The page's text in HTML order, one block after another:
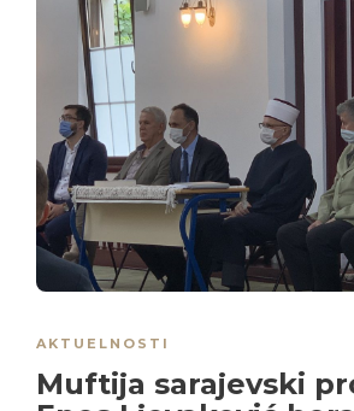
AKTUELNOSTI
Muftija sarajevski